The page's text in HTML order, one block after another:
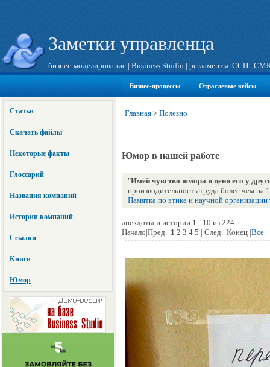
Заметки управленца
бизнес-моделирование | Business Studio | регламенты |ССП |
Бизнес-процессы Отраслевые кейсы
Статьи
Скачать файлы
Некоторые факты
Глоссарий
Названия компаний
Истории компаний
Ссылки
Книги
Юмор
Главная > Полезно
Юмор в нашей работе
"Имей чувство юмора и цени его у
производительность труда более чем на
Памятка по этике и научной организации
анекдоты и истории 1 - 10 из 224
Начало|Пред.| 1 2 3 4 5 | След.| Конец |Все